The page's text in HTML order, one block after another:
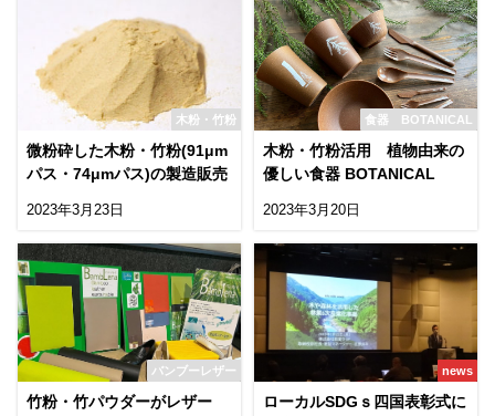
木粉・竹粉
微粉砕した木粉・竹粉(91μm
パス・74μmパス)の製造販売
2023年3月23日
食器 BOTANICAL
木粉・竹粉活用 植物由来の
優しい食器 BOTANICAL
2023年3月20日
バンブーレザー
竹粉・竹パウダーがレザー
news
ローカルSDGｓ四国表彰式に